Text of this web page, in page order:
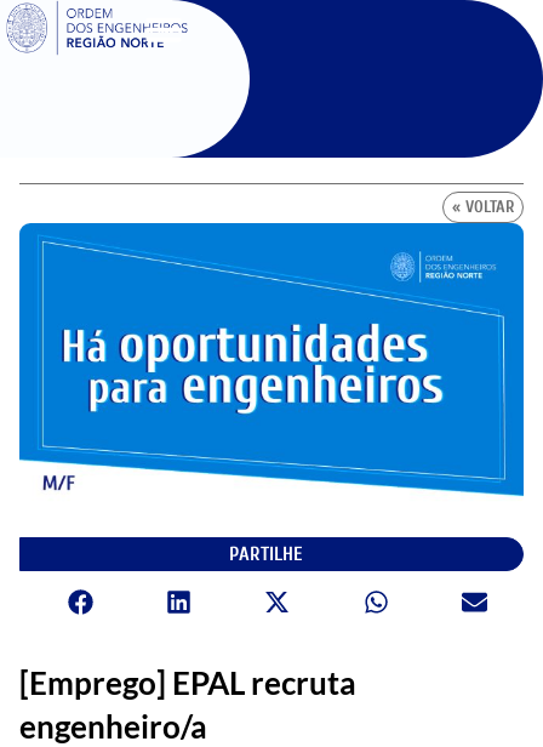
SIGOE
« VOLTAR
PARTILHE
[Emprego] EPAL recruta
engenheiro/a